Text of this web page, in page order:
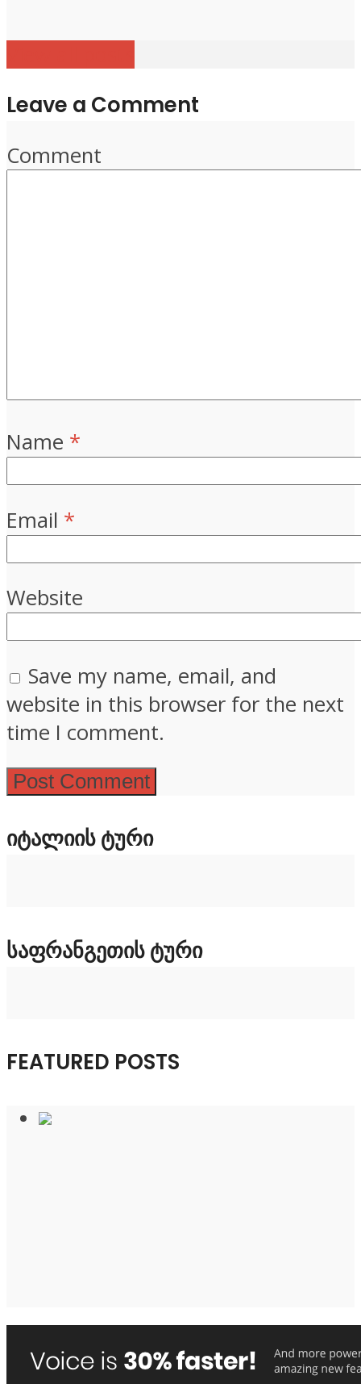
Leave a Comment
Comment
Name *
Email *
Website
Save my name, email, and
website in this browser for the next
time I comment.
ᲘᲢᲐᲚᲘᲘᲡ ᲢᲣᲠᲘ
ᲡᲐᲤᲠᲐᲜᲒᲔᲗᲘᲡ ᲢᲣᲠᲘ
FEATURED POSTS